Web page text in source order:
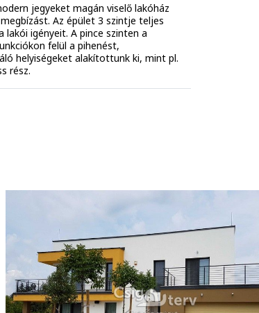
jegyeket magán viselő lakóház
Az épület 3 szintje teljes
lakói igényeit. A pince szinten a
felül a pihenést,
helyiségeket alakítottunk ki, mint pl.
rész.